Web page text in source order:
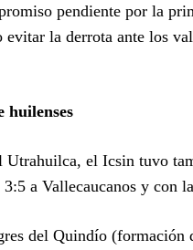
pendiente por la
evitar la derrota ante los
huilenses
el Icsin tuvo
a Vallecaucanos y con
del Quindío